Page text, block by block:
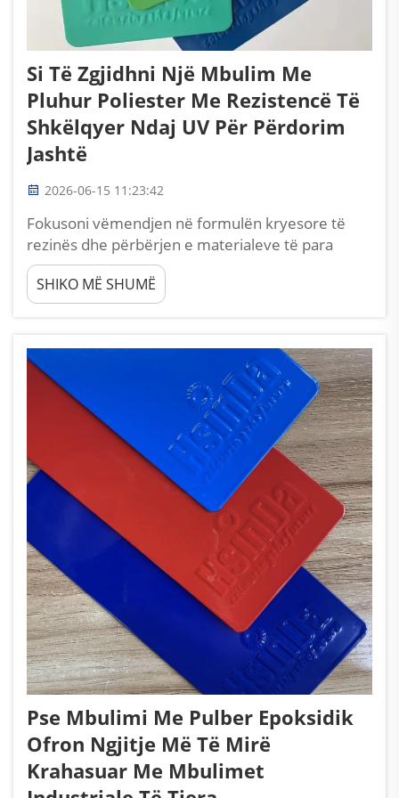
Si Të Zgjidhni Një Mbulim Me
Pluhur Poliester Me Rezistencë Të
Shkëlqyer Ndaj UV Për Përdorim
Jashtë
2026-06-15 11:23:42
Fokusoni vëmendjen në formulën kryesore të
rezinës dhe përbërjen e materialeve të para
Zgjedhja e një mbulesë me pluhur poliester të
besueshme për projekte jashtë shtëpie fillon me
studimin e komponentëve bazë të formulës së
rezistencën natyrale ndaj UV. Poliester i pastër ...
SHIKO MË SHUMË
Pse Mbulimi Me Pulber Epoksidik
Ofron Ngjitje Më Të Mirë
Krahasuar Me Mbulimet